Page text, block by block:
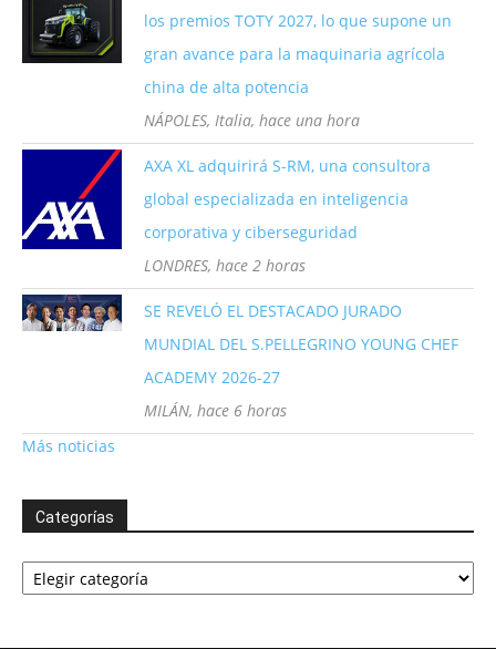
los premios TOTY 2027, lo que supone un
gran avance para la maquinaria agrícola
china de alta potencia
NÁPOLES, Italia, hace una hora
AXA XL adquirirá S-RM, una consultora
global especializada en inteligencia
corporativa y ciberseguridad
LONDRES, hace 2 horas
SE REVELÓ EL DESTACADO JURADO
MUNDIAL DEL S.PELLEGRINO YOUNG CHEF
ACADEMY 2026-27
MILÁN, hace 6 horas
Más noticias
Categorías
Categorías